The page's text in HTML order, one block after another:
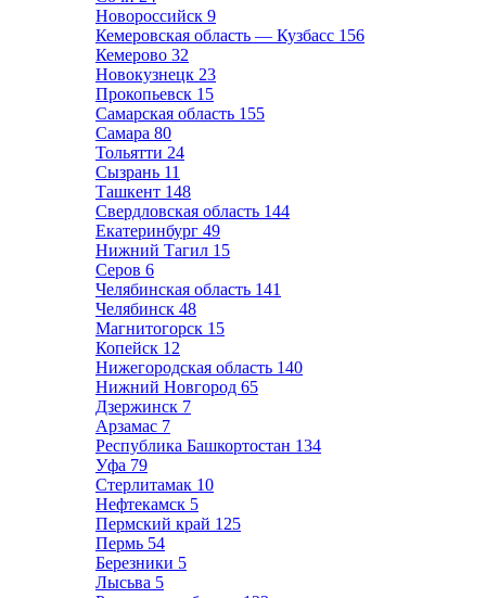
Новороссийск 9
Кемеровская область — Кузбасс 156
Кемерово 32
Новокузнецк 23
Прокопьевск 15
Самарская область 155
Самара 80
Тольятти 24
Сызрань 11
Ташкент 148
Свердловская область 144
Екатеринбург 49
Нижний Тагил 15
Серов 6
Челябинская область 141
Челябинск 48
Магнитогорск 15
Копейск 12
Нижегородская область 140
Нижний Новгород 65
Дзержинск 7
Арзамас 7
Республика Башкортостан 134
Уфа 79
Стерлитамак 10
Нефтекамск 5
Пермский край 125
Пермь 54
Березники 5
Лысьва 5